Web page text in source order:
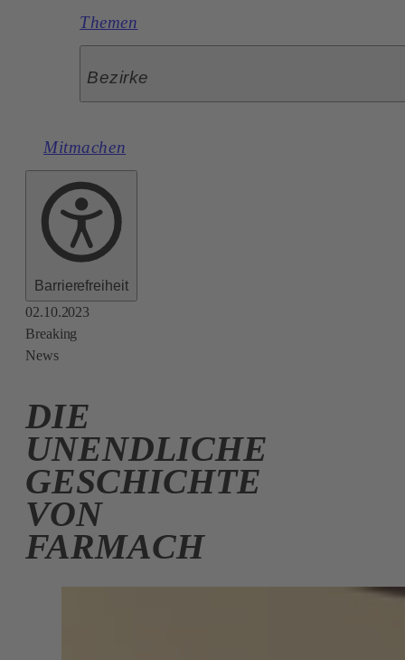
Themen
Bezirke
Mitmachen
Barrierefreiheit
02.10.2023
Breaking
News
DIE
UNENDLICHE
GESCHICHTE
VON
FARMACH